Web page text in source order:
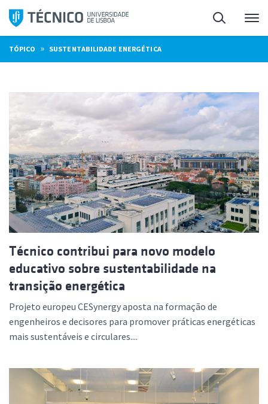
Saltar
para
o
conteúdo
Pesquisa
TÓPICO » SUSTENTABILIDADE ENERGÉTICA
Técnico contribui para novo modelo
educativo sobre sustentabilidade na
transição energética
Projeto europeu CESynergy aposta na formação de
engenheiros e decisores para promover práticas energéticas
mais sustentáveis e circulares....